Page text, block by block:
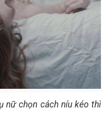
nữ chọn cách níu kéo thì